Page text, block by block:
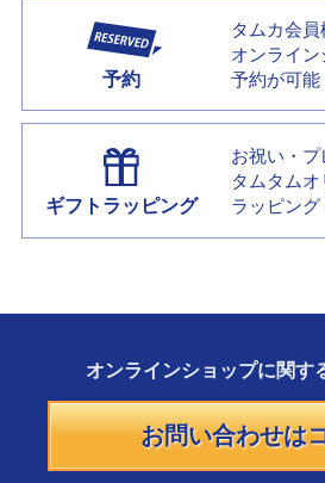
予約
タムカ会員
オンライ
予約が可能
ギフトラッピング
お祝い・プ
タムタム
ラッピング
オンラインショップに関す
お問い合わせは